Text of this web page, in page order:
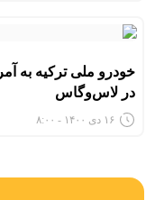
در لاس‌وگاس
۱۶ دی ۱۴۰۰ - ۸:۰۰